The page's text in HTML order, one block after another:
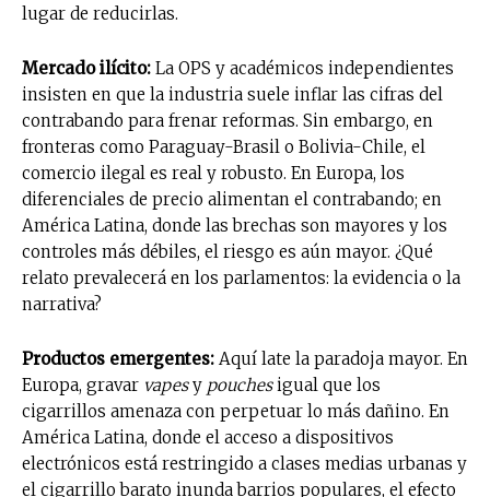
electrónico.
Subscribe to our daily clipping and
receive all the news of vaping and
tobacco harm reduction in your email.
lugar de reducirlas.
Mercado ilícito: La OPS y académicos independientes
insisten en que la industria suele inflar las cifras del
contrabando para frenar reformas. Sin embargo, en
fronteras como Paraguay-Brasil o Bolivia-Chile, el
comercio ilegal es real y robusto. En Europa, los
diferenciales de precio alimentan el contrabando; en
América Latina, donde las brechas son mayores y los
controles más débiles, el riesgo es aún mayor. ¿Qué
relato prevalecerá en los parlamentos: la evidencia o la
narrativa?
Productos emergentes: Aquí late la paradoja mayor. En
Europa, gravar vapesy pouchesigual que los
cigarrillos amenaza con perpetuar lo más dañino. En
América Latina, donde el acceso a dispositivos
electrónicos está restringido a clases medias urbanas y
el cigarrillo barato inunda barrios populares, el efecto